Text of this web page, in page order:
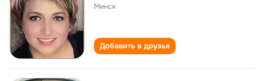
Минск
Добавить в друзья